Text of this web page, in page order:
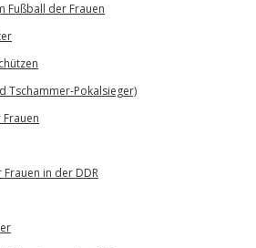
Fußball der Frauen
Tschammer-Pokalsieger)
in der DDR